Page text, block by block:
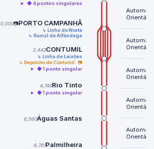
◆ 4 pontos singulares
0,000📷PORTO CAMPANHÃ
↳ Linha do Norte
↳ Ramal de Alfândega
2,443CONTUMIL
↳ Linha de Leixões
↳ Depósito de Contumil
📷
◆ 1 ponto singular
4,749Rio Tinto
◆ 1 ponto singular
6,560Águas Santas
6,781Palmilheira